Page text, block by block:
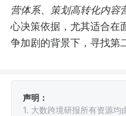
营体系、 策划高转化内容
心决策依据，尤其适合在
争加剧的背景下，寻找第
声明：
1. 大数跨境研报所有资源均